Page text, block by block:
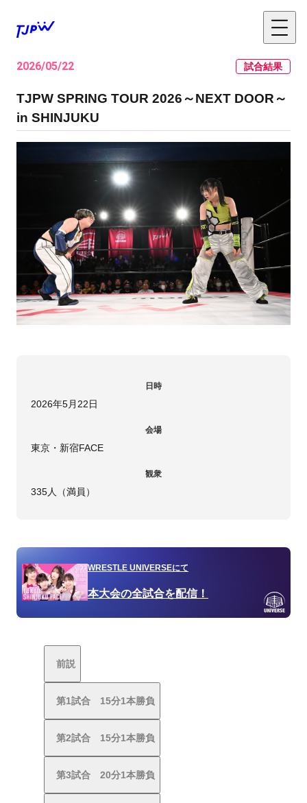
2026/05/22 試合結果
TJPW SPRING TOUR 2026～NEXT DOOR～
in SHINJUKU
日時
2026年5月22日
会場
東京・新宿FACE
観衆
335人（満員）
WRESTLE UNIVERSEにて
本大会の全試合を配信！
前説
第1試合 15分1本勝負
第2試合 15分1本勝負
第3試合 20分1本勝負